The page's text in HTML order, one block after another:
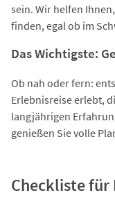
sein. Wir helfen
finden, egal ob im
Das Wichtigste:
Ob nah oder fern:
Erlebnisreise erlebt,
langjährigen
genießen Sie volle
Checkliste für